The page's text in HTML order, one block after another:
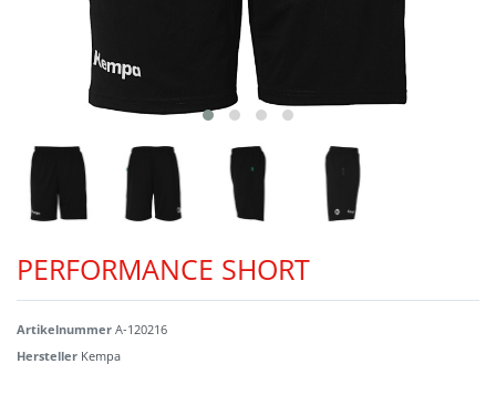
PERFORMANCE SHORT
Artikelnummer A-120216
Hersteller Kempa